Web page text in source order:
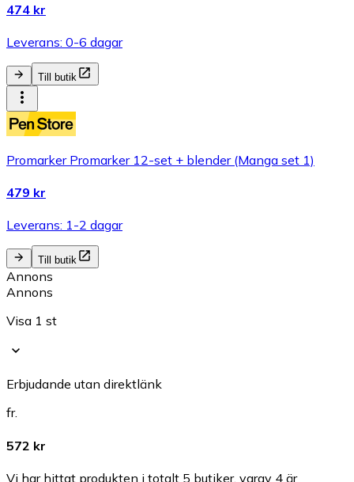
474 kr
Leverans: 0-6 dagar
Till butik
Promarker Promarker 12-set + blender (Manga set 1)
479 kr
Leverans: 1-2 dagar
Till butik
Annons
Annons
Visa 1 st
Erbjudande utan direktlänk
fr.
572 kr
Vi har hittat produkten i totalt 5 butiker, varav 4 är